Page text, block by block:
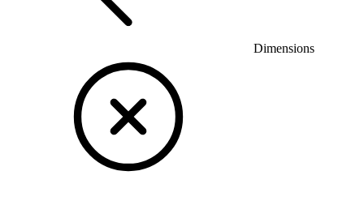
Dimensions